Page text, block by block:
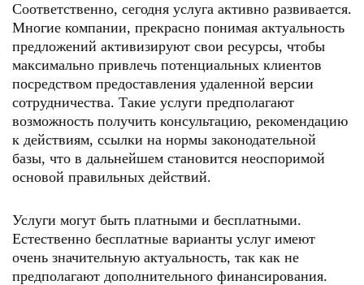
Соответственно, сегодня услуга активно развивается.
Многие компании, прекрасно понимая актуальность
предложений активизируют свои ресурсы, чтобы
максимально привлечь потенциальных клиентов
посредством предоставления удаленной версии
сотрудничества. Такие услуги предполагают
возможность получить консультацию, рекомендацию
к действиям, ссылки на нормы законодательной
базы, что в дальнейшем становится неоспоримой
основой правильных действий.
Услуги могут быть платными и бесплатными.
Естественно бесплатные варианты услуг имеют
очень значительную актуальность, так как не
предполагают дополнительного финансирования.